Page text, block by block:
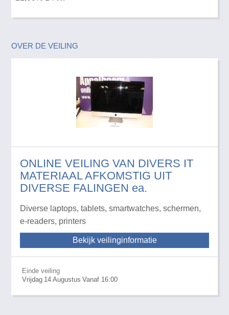
OVER DE VEILING
ONLINE VEILING VAN DIVERS IT
MATERIAAL AFKOMSTIG UIT
DIVERSE FALINGEN ea.
Diverse laptops, tablets, smartwatches, schermen,
e-readers, printers
Bekijk veilinginformatie
Einde veiling
Vrijdag 14 Augustus Vanaf 16:00